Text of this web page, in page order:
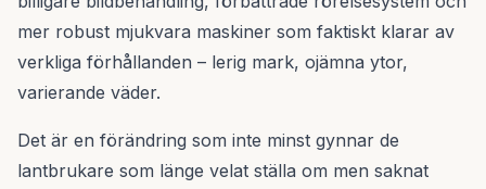
mer robust mjukvara maskiner som faktiskt klarar av
verkliga förhållanden – lerig mark, ojämna ytor,
varierande väder.
Det är en förändring som inte minst gynnar de
lantbrukare som länge velat ställa om men saknat